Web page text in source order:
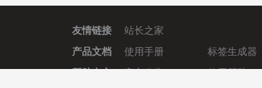
友情链接
站长之家
产品文档
使用手册 标签生成器
帮助中心
官方公告 使用帮助